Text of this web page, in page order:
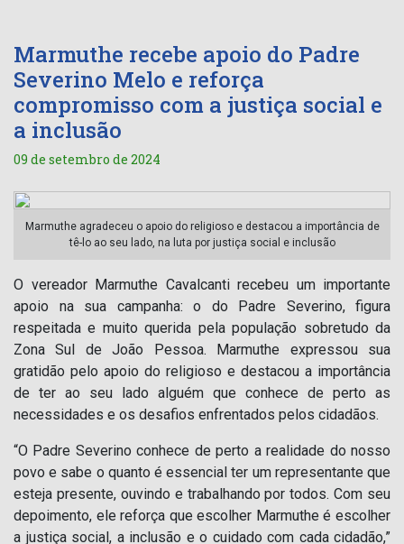
Marmuthe recebe apoio do Padre
Severino Melo e reforça
compromisso com a justiça social e
a inclusão
09 de setembro de 2024
Marmuthe agradeceu o apoio do religioso e destacou a importância de
tê-lo ao seu lado, na luta por justiça social e inclusão
O vereador Marmuthe Cavalcanti recebeu um importante
apoio na sua campanha: o do Padre Severino, figura
respeitada e muito querida pela população sobretudo da
Zona Sul de João Pessoa. Marmuthe expressou sua
gratidão pelo apoio do religioso e destacou a importância
de ter ao seu lado alguém que conhece de perto as
necessidades e os desafios enfrentados pelos cidadãos.
“O Padre Severino conhece de perto a realidade do nosso
povo e sabe o quanto é essencial ter um representante que
esteja presente, ouvindo e trabalhando por todos. Com seu
depoimento, ele reforça que escolher Marmuthe é escolher
a justiça social, a inclusão e o cuidado com cada cidadão,”